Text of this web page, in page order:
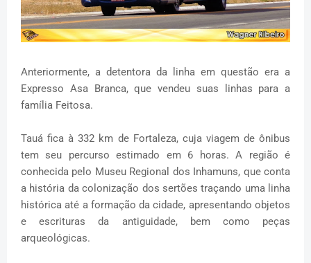
Anteriormente, a detentora da linha em questão era a
Expresso Asa Branca, que vendeu suas linhas para a
família Feitosa.
Tauá fica à 332 km de Fortaleza, cuja viagem de ônibus
tem seu percurso estimado em 6 horas. A região é
conhecida pelo Museu Regional dos Inhamuns, que conta
a história da colonização dos sertões traçando uma linha
histórica até a formação da cidade, apresentando objetos
e escrituras da antiguidade, bem como peças
arqueológicas.